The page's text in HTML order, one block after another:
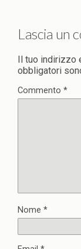
Lascia un
Il tuo indirizzo
obbligatori
Commento *
Nome *